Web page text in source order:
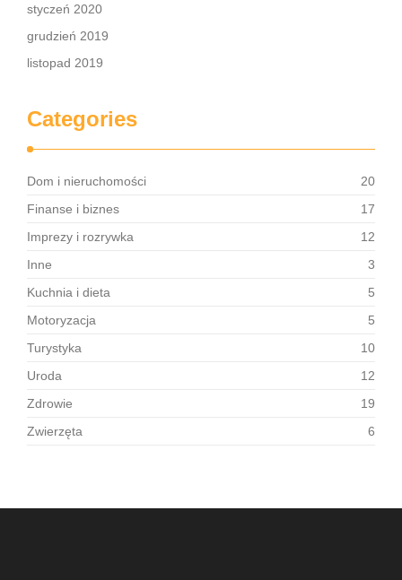
styczeń 2020
grudzień 2019
listopad 2019
Categories
Dom i nieruchomości
20
Finanse i biznes
17
Imprezy i rozrywka
12
Inne
3
Kuchnia i dieta
5
Motoryzacja
5
Turystyka
10
Uroda
12
Zdrowie
19
Zwierzęta
6